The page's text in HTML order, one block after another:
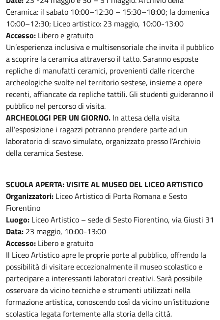
Ceramica: il sabato 10:00–12:30 – 15:30–18:00; la domenica
10:00–12:30; Liceo artistico: 23 maggio, 10:00-13:00
Accesso: Libero e gratuito
Un’esperienza inclusiva e multisensoriale che invita il pubblico
a scoprire la ceramica attraverso il tatto. Saranno esposte
repliche di manufatti ceramici, provenienti dalle ricerche
archeologiche svolte nel territorio sestese, insieme a opere
recenti, affiancate da repliche tattili. Gli studenti guideranno il
pubblico nel percorso di visita.
ARCHEOLOGI PER UN GIORNO. In attesa della visita
all’esposizione i ragazzi potranno prendere parte ad un
laboratorio di scavo simulato, organizzato presso l’Archivio
della ceramica Sestese.
SCUOLA APERTA: VISITE AL MUSEO DEL LICEO ARTISTICO
Organizzatori: Liceo Artistico di Porta Romana e Sesto
Fiorentino
Luogo: Liceo Artistico – sede di Sesto Fiorentino, via Giusti 31
Data: 23 maggio, 10:00-13:00
Accesso: Libero e gratuito
Il Liceo Artistico apre le proprie porte al pubblico, offrendo la
possibilità di visitare eccezionalmente il museo scolastico e
partecipare a interessanti laboratori creativi. Sarà possibile
osservare da vicino tecniche e strumenti utilizzati nella
formazione artistica, conoscendo così da vicino un’istituzione
scolastica legata fortemente alla storia della città.